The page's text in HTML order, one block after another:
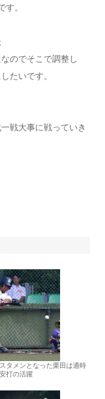
す。
のでそこで調整し
たいです。
戦大事に戦っていき
タメンとなった栗田は適時
打の活躍